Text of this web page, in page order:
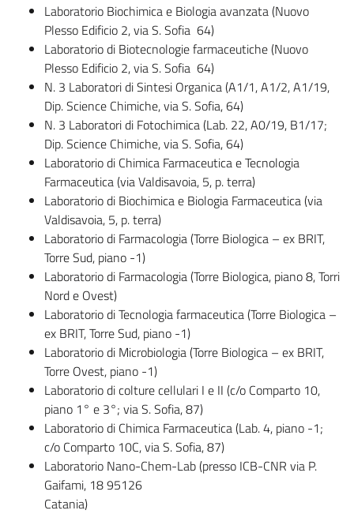
Laboratorio Biochimica e Biologia avanzata (Nuovo
Plesso Edificio 2, via S. Sofia 64)
Laboratorio di Biotecnologie farmaceutiche (Nuovo
Plesso Edificio 2, via S. Sofia 64)
N. 3 Laboratori di Sintesi Organica (A1/1, A1/2, A1/19,
Dip. Science Chimiche, via S. Sofia, 64)
N. 3 Laboratori di Fotochimica (Lab. 22, A0/19, B1/17;
Dip. Science Chimiche, via S. Sofia, 64)
Laboratorio di Chimica Farmaceutica e Tecnologia
Farmaceutica (via Valdisavoia, 5, p. terra)
Laboratorio di Biochimica e Biologia Farmaceutica (via
Valdisavoia, 5, p. terra)
Laboratorio di Farmacologia (Torre Biologica – ex BRIT,
Torre Sud, piano -1)
Laboratorio di Farmacologia (Torre Biologica, piano 8, Torri
Nord e Ovest)
Laboratorio di Tecnologia farmaceutica (Torre Biologica –
ex BRIT, Torre Sud, piano -1)
Laboratorio di Microbiologia (Torre Biologica – ex BRIT,
Torre Ovest, piano -1)
Laboratorio di colture cellulari I e II (c/o Comparto 10,
piano 1° e 3°; via S. Sofia, 87)
Laboratorio di Chimica Farmaceutica (Lab. 4, piano -1;
c/o Comparto 10C, via S. Sofia, 87)
Laboratorio Nano-Chem-Lab (presso ICB-CNR via P.
Gaifami, 18 95126